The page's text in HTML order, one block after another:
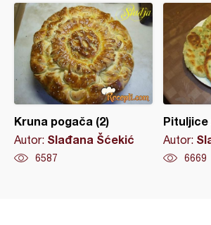
Kruna pogača (2)
Autor: Slađana Šćekić
6587
Pituljice
Autor:
6669